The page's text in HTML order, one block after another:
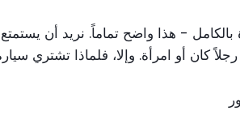
- هذا واضح تماماً. نريد أن يستمتع
كان أو امرأة. وإلا، فلماذا تشتري